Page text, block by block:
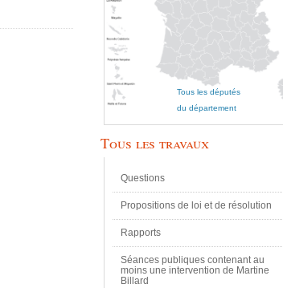
Tous les députés
du département
Tous les travaux
Questions
Propositions de loi et de résolution
Rapports
Séances publiques contenant au
moins une intervention de Martine
Billard